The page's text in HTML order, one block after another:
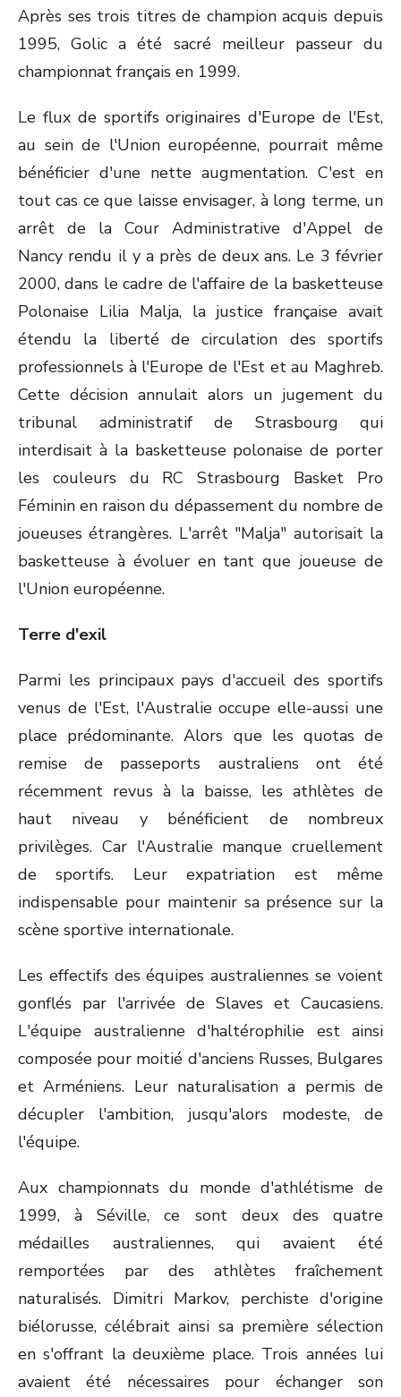
Après ses trois titres de champion acquis depuis
1995, Golic a été sacré meilleur passeur du
championnat français en 1999.
Le flux de sportifs originaires d'Europe de l'Est,
au sein de l'Union européenne, pourrait même
bénéficier d'une nette augmentation. C'est en
tout cas ce que laisse envisager, à long terme, un
arrêt de la Cour Administrative d'Appel de
Nancy rendu il y a près de deux ans. Le 3 février
2000, dans le cadre de l'affaire de la basketteuse
Polonaise Lilia Malja, la justice française avait
étendu la liberté de circulation des sportifs
professionnels à l'Europe de l'Est et au Maghreb.
Cette décision annulait alors un jugement du
tribunal administratif de Strasbourg qui
interdisait à la basketteuse polonaise de porter
les couleurs du RC Strasbourg Basket Pro
Féminin en raison du dépassement du nombre de
joueuses étrangères. L'arrêt "Malja" autorisait la
basketteuse à évoluer en tant que joueuse de
l'Union européenne.
Terre d'exil
Parmi les principaux pays d'accueil des sportifs
venus de l'Est, l'Australie occupe elle-aussi une
place prédominante. Alors que les quotas de
remise de passeports australiens ont été
récemment revus à la baisse, les athlètes de
haut niveau y bénéficient de nombreux
privilèges. Car l'Australie manque cruellement
de sportifs. Leur expatriation est même
indispensable pour maintenir sa présence sur la
scène sportive internationale.
Les effectifs des équipes australiennes se voient
gonflés par l'arrivée de Slaves et Caucasiens.
L'équipe australienne d'haltérophilie est ainsi
composée pour moitié d'anciens Russes, Bulgares
et Arméniens. Leur naturalisation a permis de
décupler l'ambition, jusqu'alors modeste, de
l'équipe.
Aux championnats du monde d'athlétisme de
1999, à Séville, ce sont deux des quatre
médailles australiennes, qui avaient été
remportées par des athlètes fraîchement
naturalisés. Dimitri Markov, perchiste d'origine
biélorusse, célébrait ainsi sa première sélection
en s'offrant la deuxième place. Trois années lui
avaient été nécessaires pour échanger son